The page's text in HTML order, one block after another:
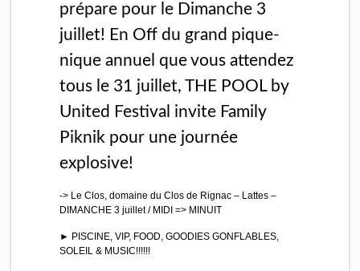
prépare pour le Dimanche 3
juillet! En Off du grand pique-
nique annuel que vous attendez
tous le 31 juillet, THE POOL by
United Festival invite Family
Piknik pour une journée
explosive!
-> Le Clos, domaine du Clos de Rignac – Lattes –
DIMANCHE 3 juillet / MIDI => MINUIT
► PISCINE, VIP, FOOD, GOODIES GONFLABLES,
SOLEIL & MUSIC!!!!!!